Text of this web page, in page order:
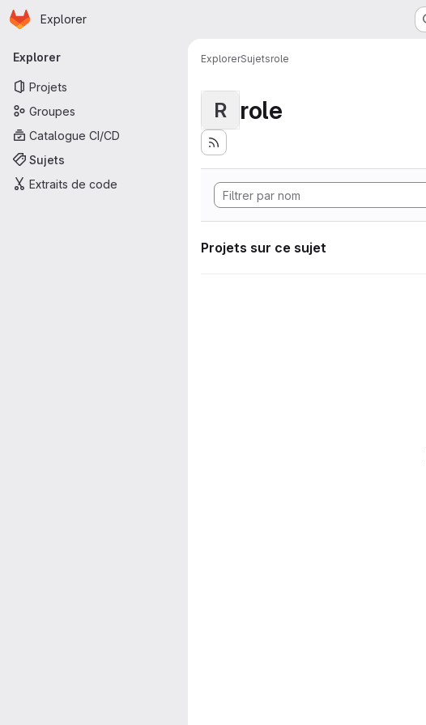
Passer au contenu principal
Page d'accueil
Explorer
Navigation principale
Explorer
Projets
Groupes
Catalogue CI/CD
Sujets
Extraits de code
ExplorerSujetsrole
R role
Projets sur ce sujet